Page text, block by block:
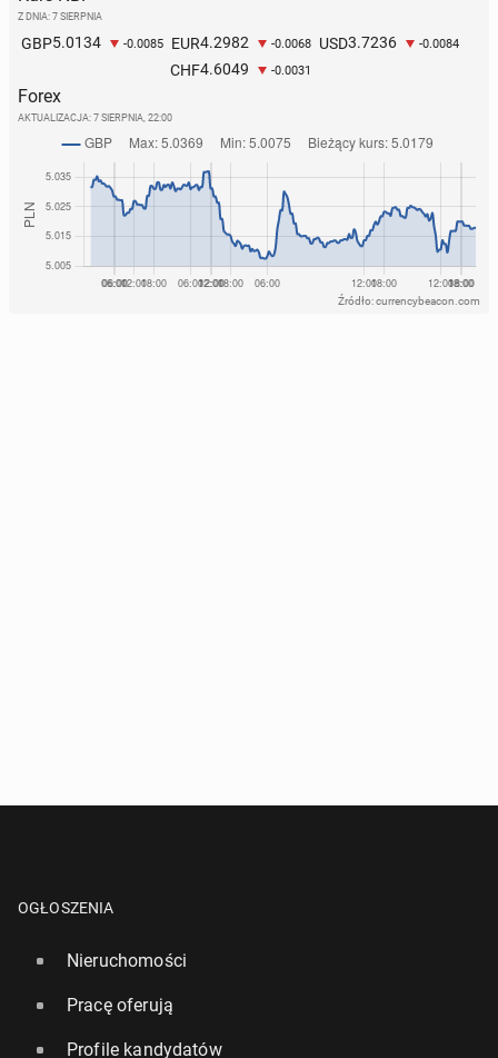
Z DNIA: 7 SIERPNIA
GBP5.0134 -0.0085 EUR4.2982 -0.0068 USD3.7236 -0.0084
CHF4.6049 -0.0031
Forex
AKTUALIZACJA: 7 SIERPNIA, 22:00
Źródło: currencybeacon.com
OGŁOSZENIA
Nieruchomości
Pracę oferują
Profile kandydatów